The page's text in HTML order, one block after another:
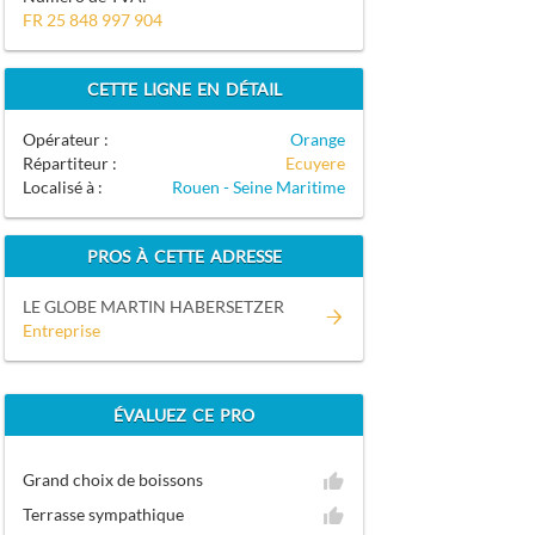
FR 25 848 997 904
CETTE LIGNE EN DÉTAIL
Opérateur :
Orange
Répartiteur :
Ecuyere
Localisé à :
Rouen - Seine Maritime
PROS À CETTE ADRESSE
LE GLOBE MARTIN HABERSETZER
Entreprise
ÉVALUEZ CE PRO
Grand choix de boissons
Terrasse sympathique